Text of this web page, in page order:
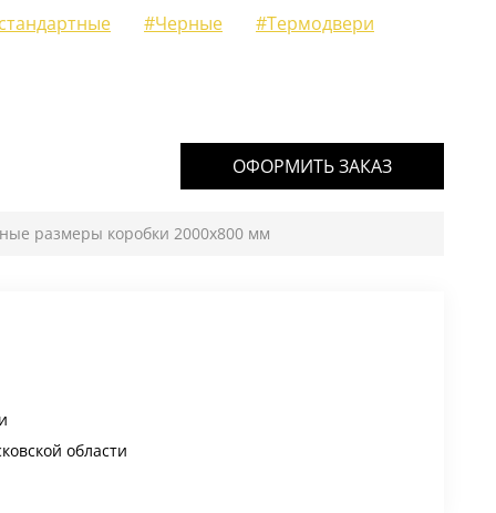
#Черные #Термодвери
ОФОРМИТЬ ЗАКАЗ
размеры коробки 2000х800 мм
области